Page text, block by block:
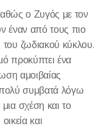
ο Ζυγός με τον
έναν από τους πιο
ζωδιακού κύκλου.
προκύπτει ένα
αμοιβαίας
πολύ συμβατά λόγω
σχέση και το
και